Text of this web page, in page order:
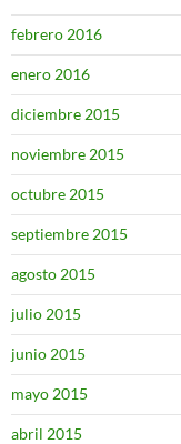
febrero 2016
enero 2016
diciembre 2015
noviembre 2015
octubre 2015
septiembre 2015
agosto 2015
julio 2015
junio 2015
mayo 2015
abril 2015